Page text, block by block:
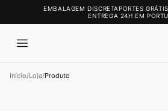
EMBALAGEM DISCRETAPORTES
ENTREGA 24H EM
Início/Loja/Produto